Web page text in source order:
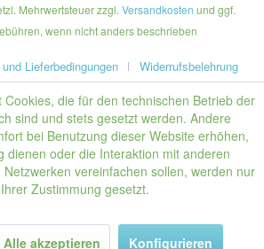
Mehrwertsteuer zzgl. Versandkosten und ggf.
wenn nicht anders beschrieben
Lieferbedingungen Widerrufsbelehrung
Cookies, die für den technischen Betrieb der
sind und stets gesetzt werden. Andere
bei Benutzung dieser Website erhöhen,
dienen oder die Interaktion mit anderen
vereinfachen sollen, werden nur
Zustimmung gesetzt.
Alle akzeptieren Konfigurieren